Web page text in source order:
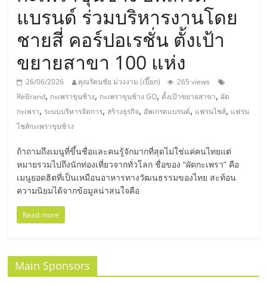
ส
เอ็
มอี
ไทย,
SMEs,
แฟ
รน
ไชส์,
แบรนด์ ร่วมบริหารงานโดย
ชายสี่ คอร์ปอเรชั่น ตั้งเป้า
ขยายสาขา 100 แห่ง
26/06/2026 คุณรัตนชัย ม่วงงาม (เปี๊ยก)
265 views
ReBrand, กะเพราขุนช้าง, กะเพราขุนช้าง GO, ตั้งเป้าขยายสาขา,ผัด
กะเพรา, ระบบบริหารจัดการ, สร้างธุรกิจ, อัพเกรดแบรนด์, แฟรนไชส์, แฟรน
ไชส์กะเพราขุนช้าง
ถ้าถามถึงเมนูที่ขึ้นชื่อและคนรู้จักมากที่สุดไม่ใช่แค่คนไทยแต่
หมายรวมไปถึงนักท่องเที่ยวจากทั่วโลก ชื่อของ “ผัดกะเพรา” คือ
เมนูยอดฮิตที่เป็นเหมือนอาหารทางวัฒนธรรมของไทย สะท้อน
ความนิยมได้จากข้อมูลน่าสนใจคือ
Read more
Main Sponsors